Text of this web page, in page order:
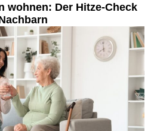
wohnen: Der Hitze-Check